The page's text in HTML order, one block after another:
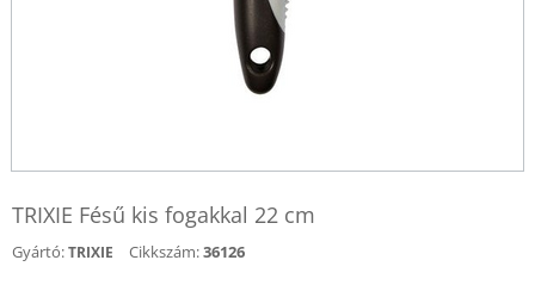
TRIXIE Fésű kis fogakkal 22 cm
Gyártó:TRIXIE Cikkszám:36126